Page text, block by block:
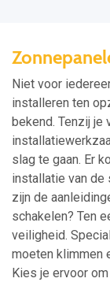
Niet voor
installeren ten
bekend. Tenzij je
slag te gaan. Er
installatie van de
zijn de
schakelen? Ten
veiligheid.
moeten klimmen
Kies je ervoor